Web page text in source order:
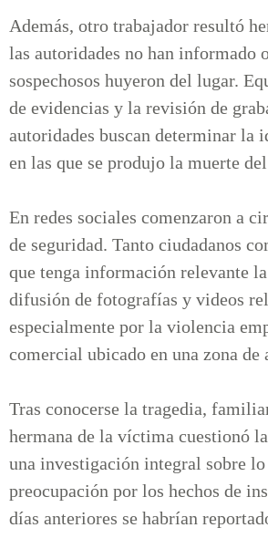
Además, otro trabajador resultó
las autoridades no han informado
sospechosos huyeron del lugar.
de evidencias y la revisión de
autoridades buscan determinar la
en las que se produjo la muerte
En redes sociales comenzaron a
de seguridad. Tanto ciudadanos
que tenga información relevante
difusión de fotografías y videos
especialmente por la violencia
comercial ubicado en una zona
Tras conocerse la tragedia,
hermana de la víctima cuestionó
una investigación integral sobre
preocupación por los hechos de
días anteriores se habrían